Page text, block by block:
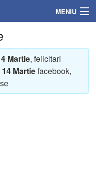
MENIU
Martie, felicitari
14 Martiefacebook,